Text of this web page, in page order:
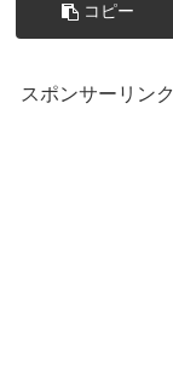
コピー
スポンサーリンク